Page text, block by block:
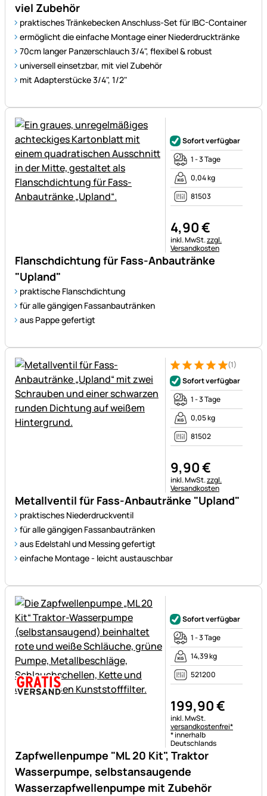
viel Zubehör
praktisches Tränkebecken Anschluss-Set für IBC-Container
ermöglicht die einfache Montage einer Niederdrucktränke
70cm langer Panzerschlauch 3/4", flexibel & robust
universell einsetzbar, mit viel Zubehör
mit Adapterstücke 3/4", 1/2"
Flanschdichtung für Fass-Anbautränke
"Upland"
praktische Flanschdichtung
für alle gängigen Fassanbautränken
aus Pappe gefertigt
Sofort verfügbar
1 - 3 Tage
0,04 kg
81503
4,90€
Steuerhinweis:
inkl. MwSt.zzgl.
Versandkosten
Metallventil für Fass-Anbautränke "Upland"
praktisches Niederdruckventil
für alle gängigen Fassanbautränken
aus Edelstahl und Messing gefertigt
einfache Montage - leicht austauschbar
Bewertung: 5 von 5 (1
1 Bewertung
(1)
Sofort verfügbar
1 - 3 Tage
0,05 kg
81502
9,90€
Steuerhinweis:
inkl. MwSt.zzgl.
Versandkosten
Zapfwellenpumpe "ML 20 Kit", Traktor
Wasserpumpe, selbstansaugende
Wasserzapfwellenpumpe mit Zubehör
Sofort verfügbar
1 - 3 Tage
14,39 kg
521200
199,90€
Steuerhinweis:
inkl. MwSt.
versandkostenfrei*
* innerhalb
Deutschlands